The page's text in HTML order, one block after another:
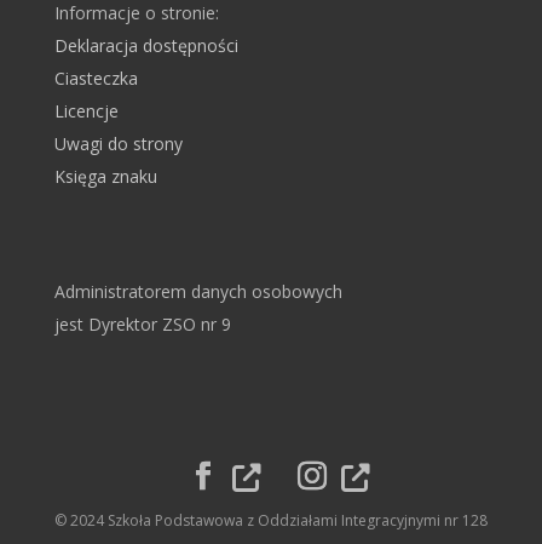
Informacje o stronie:
Deklaracja dostępności
Ciasteczka
Licencje
Uwagi do strony
Księga znaku
Administratorem danych osobowych
jest Dyrektor ZSO nr 9
© 2024 Szkoła Podstawowa z Oddziałami Integracyjnymi nr 128